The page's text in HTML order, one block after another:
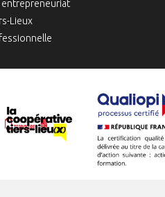
entrepreneuriat
Lieux